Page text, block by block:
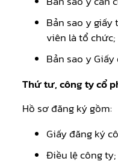
Bản sao y
viên là tổ chức;
Bản sao y
Thứ tư, công ty cổ
Hồ sơ đăng ký gồm:
Giấy đăng ký
Điều lệ công ty;